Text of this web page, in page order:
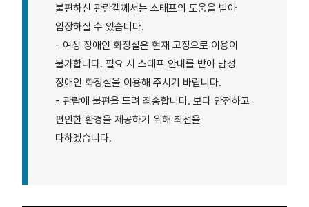
불편하신 관람객께서는 스태프의 도움을 받아
입장하실 수 있습니다.
- 여성 장애인 화장실은 현재 고장으로 이용이
불가합니다. 필요 시 스태프 안내를 받아 남성
장애인 화장실을 이용해 주시기 바랍니다.
- 관람에 불편을 드려 죄송합니다. 보다 안전하고
편안한 환경을 제공하기 위해 최선을
다하겠습니다.